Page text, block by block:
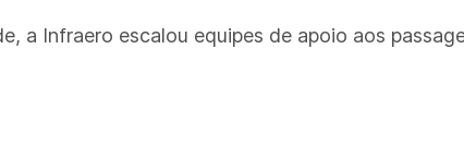
a Infraero escalou equipes de apoio aos